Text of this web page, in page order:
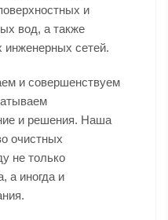
и
вод, а также
инженерных сетей.
и совершенствуем
и решения. Наша
очистных
не только
а иногда и